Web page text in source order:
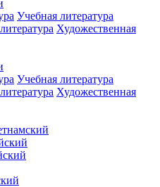
Учебная литература
Художественная
Учебная литература
Художественная